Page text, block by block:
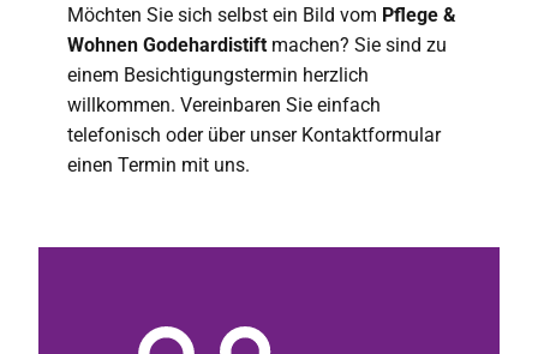
Möchten Sie sich selbst ein Bild vom Pflege &
Wohnen Godehardistift machen? Sie sind zu
einem Besichtigungstermin herzlich
willkommen. Vereinbaren Sie einfach
telefonisch oder über unser Kontaktformular
einen Termin mit uns.